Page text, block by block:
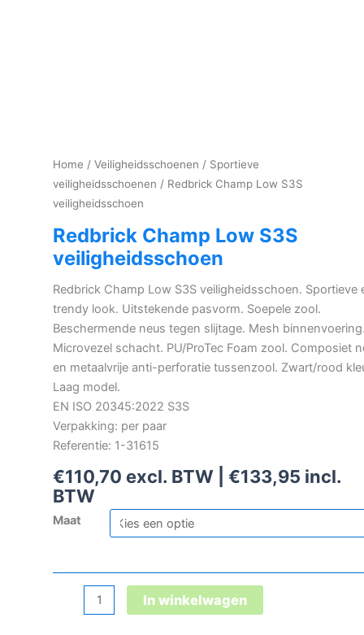
Home / Veiligheidsschoenen / Sportieve
veiligheidsschoenen / Redbrick Champ Low S3S
veiligheidsschoen
Redbrick Champ Low S3S
veiligheidsschoen
Redbrick Champ Low S3S veiligheidsschoen. Sportieve
trendy look. Uitstekende pasvorm. Soepele zool.
Beschermende neus tegen slijtage. Mesh
Microvezel schacht. PU/ProTec Foam zool. Composiet
en metaalvrije anti-perforatie tussenzool. Zwart/rood
Laag model.
EN ISO 20345:2022 S3S
Verpakking: per paar
Referentie: 1-31615
€110,70 excl. BTW | €133,95 incl.
BTW
Maat
Redbrick
Champ
In winkelwagen